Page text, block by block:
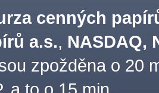
cenných
a.s., NASDAQ,
zpožděna o 20